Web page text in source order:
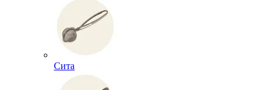
Сита